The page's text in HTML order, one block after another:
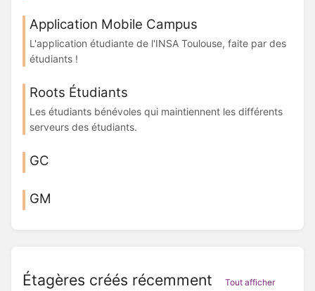
Application Mobile Campus
L'application étudiante de l'INSA Toulouse, faite par des
étudiants !
Roots Étudiants
Les étudiants bénévoles qui maintiennent les différents
serveurs des étudiants.
GC
GM
Étagères créés récemment Tout afficher